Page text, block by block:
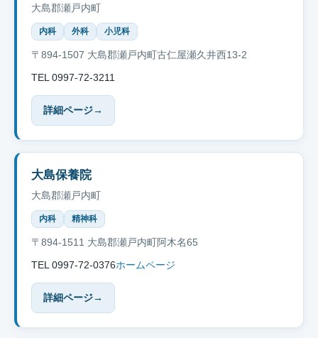
大島郡瀬戸内町
内科 外科 小児科
〒894-1507 大島郡瀬戸内町古仁屋瀬久井西13-2
TEL 0997-72-3211
詳細ページ→
大島保養院
大島郡瀬戸内町
内科 精神科
〒894-1511 大島郡瀬戸内町阿木名65
TEL 0997-72-0376ホームページ
詳細ページ→